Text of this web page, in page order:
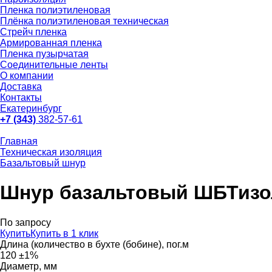
Пленка полиэтиленовая
Плёнка полиэтиленовая техническая
Стрейч пленка
Армированная пленка
Пленка пузырчатая
Соединительные ленты
О компании
Доставка
Контакты
Екатеринбург
+7 (343) 382-57-61
Главная
Техническая изоляция
Базальтовый шнур
Шнур базальтовый
По запросу
КупитьКупить в 1 клик
Длина (количество в бухте (бобине), пог.м
120 ±1%
Диаметр, мм